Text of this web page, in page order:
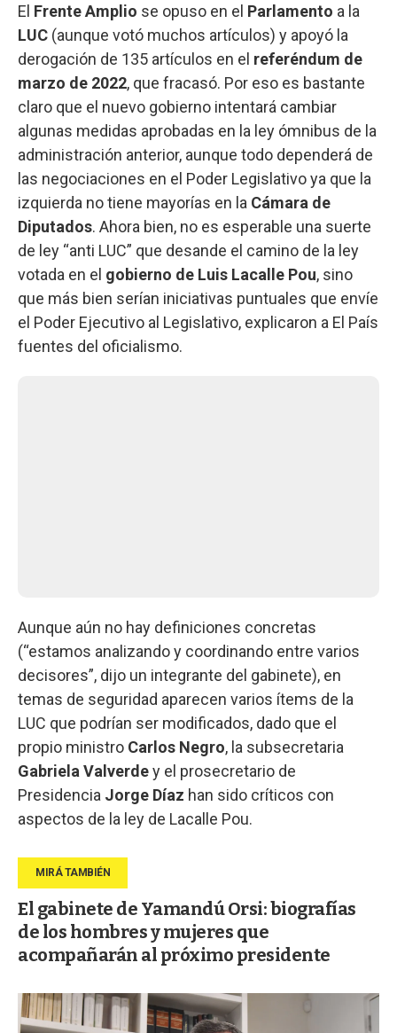
El Frente Amplio se opuso en el Parlamento a la
LUC (aunque votó muchos artículos) y apoyó la
derogación de 135 artículos en el referéndum de
marzo de 2022, que fracasó. Por eso es bastante
claro que el nuevo gobierno intentará cambiar
algunas medidas aprobadas en la ley ómnibus de la
administración anterior, aunque todo dependerá de
las negociaciones en el Poder Legislativo ya que la
izquierda no tiene mayorías en la Cámara de
Diputados. Ahora bien, no es esperable una suerte
de ley “anti LUC” que desande el camino de la ley
votada en el gobierno de Luis Lacalle Pou, sino
que más bien serían iniciativas puntuales que envíe
el Poder Ejecutivo al Legislativo, explicaron a El País
fuentes del oficialismo.
Aunque aún no hay definiciones concretas
(“estamos analizando y coordinando entre varios
decisores”, dijo un integrante del gabinete), en
temas de seguridad aparecen varios ítems de la
LUC que podrían ser modificados, dado que el
propio ministro Carlos Negro, la subsecretaria
Gabriela Valverdey el prosecretario de
Presidencia Jorge Díaz han sido críticos con
aspectos de la ley de Lacalle Pou.
El gabinete de Yamandú Orsi: biografías
de los hombres y mujeres que
acompañarán al próximo presidente